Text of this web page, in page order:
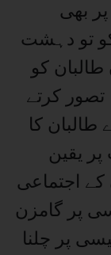
بھی
تو دہشت
کو
تصور کرتے
طالبان کا
یقین
کے اجتماعی
پر گامزن
پر چلنا